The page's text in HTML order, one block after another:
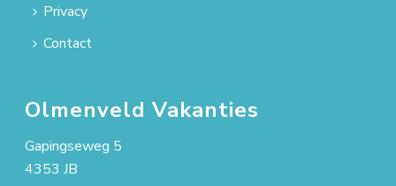
Privacy
Contact
Olmenveld Vakanties
Gapingseweg 5
4353 JB